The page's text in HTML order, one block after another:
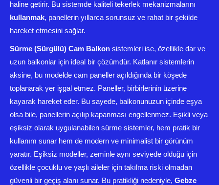
haline getirir. Bu sistemde kaliteli tekerlek mekanizmalarını
kullanmak, panellerin yıllarca sorunsuz ve rahat bir şekilde
hareket etmesini sağlar.
Sürme (Sürgülü) Cam Balkon sistemleri ise, özellikle dar ve
uzun balkonlar için ideal bir çözümdür. Katlanır sistemlerin
aksine, bu modelde cam paneller açıldığında bir köşede
toplanarak yer işgal etmez. Paneller, birbirlerinin üzerine
kayarak hareket eder. Bu sayede, balkonunuzun içinde eşya
olsa bile, panellerin açılıp kapanması engellenmez. Eşikli veya
eşiksiz olarak uygulanabilen sürme sistemler, hem pratik bir
kullanım sunar hem de modern ve minimalist bir görünüm
yaratır. Eşiksiz modeller, zeminle aynı seviyede olduğu için
özellikle çocuklu ve yaşlı aileler için takılma riski olmadan
güvenli bir geçiş alanı sunar. Bu pratikliği nedeniyle, Gebze